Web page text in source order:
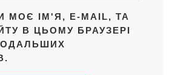
МОЄ ІМ'Я, E-MAIL, ТА
В ЦЬОМУ БРАУЗЕРІ